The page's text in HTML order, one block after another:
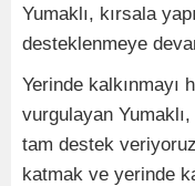
Yumaklı, kırsala
desteklenmeye
Yerinde kalkınmayı
vurgulayan
tam destek
katmak ve yerinde